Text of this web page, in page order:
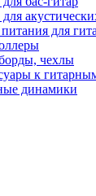
для
чехлы
к
динамики